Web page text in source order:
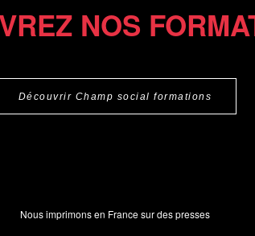
NOS
Découvrir Champ social formations
Nous imprimons en France sur des presses